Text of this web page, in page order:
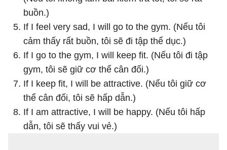
buồn.)
If I feel very sad, I will go to the gym. (Nếu tôi
cảm thấy rất buồn, tôi sẽ đi tập thể dục.)
If I go to the gym, I will keep fit. (Nếu tôi đi tập
gym, tôi sẽ giữ cơ thể cân đối.)
If I keep fit, I will be attractive. (Nếu tôi giữ cơ
thể cân đối, tôi sẽ hấp dẫn.)
If I am attractive, I will be happy. (Nếu tôi hấp
dẫn, tôi sẽ thấy vui vẻ.)